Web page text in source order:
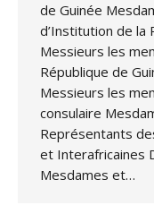
de Guinée
d’Institution de la
Messieurs les
République de
Messieurs les
consulaire
Représentants
et Interafricaines
Mesdames et…